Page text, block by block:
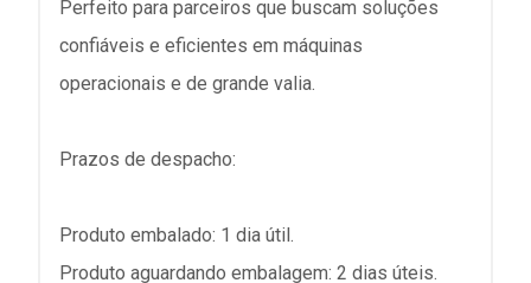
Perfeito para parceiros que buscam soluções
confiáveis e eficientes em máquinas
operacionais e de grande valia.
Prazos de despacho:
Produto embalado: 1 dia útil.
Produto aguardando embalagem: 2 dias úteis.